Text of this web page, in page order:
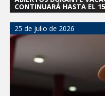
CONTINUARÁ HASTA EL
25 de julio de 2026